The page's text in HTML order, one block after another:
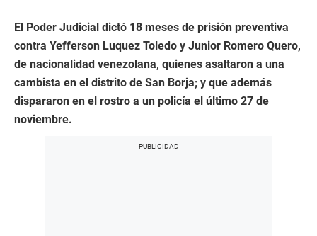
El Poder Judicial dictó 18 meses de prisión preventiva
contra Yefferson Luquez Toledo y Junior Romero Quero,
de nacionalidad venezolana, quienes asaltaron a una
cambista en el distrito de San Borja; y que además
dispararon en el rostro a un policía el último 27 de
noviembre.